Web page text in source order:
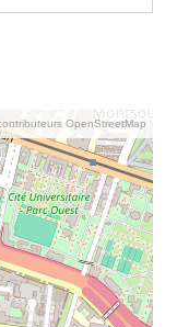
OpenStreetMap